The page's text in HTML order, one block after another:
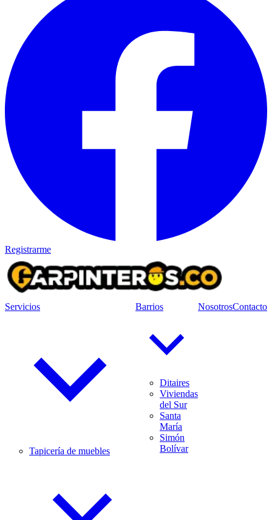
Registrarme
Servicios
Tapicería de muebles
Barrios
Ditaires
Viviendas
del Sur
Santa
María
Simón
Bolívar
NosotrosContacto